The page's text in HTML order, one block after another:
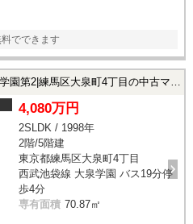
でできます
2|練馬区大泉町4丁目の中古マンション
4,080万円
2SLDK / 1998年
2階/5階建
東京都練馬区大泉町4丁目
西武池袋線 大泉学園 バス19分停
歩4分
専有面積 70.87㎡